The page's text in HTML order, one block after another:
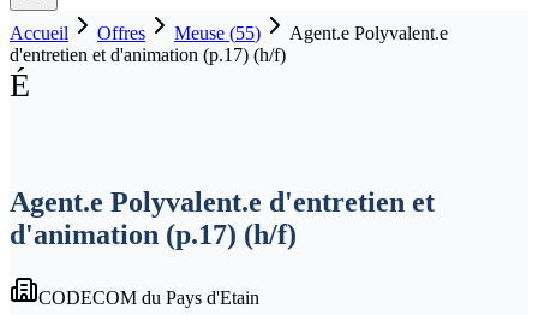
Accueil Offres Meuse (55)
Agent.e Polyvalent.e
d'entretien et d'animation (p.17) (h/f)
É
Agent.e Polyvalent.e d'entretien et
d'animation (p.17) (h/f)
CODECOM du Pays d'Etain